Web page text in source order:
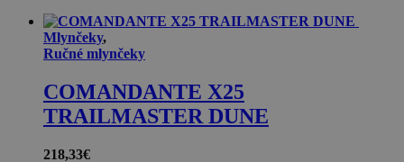
Mlynčeky,
Ručné mlynčeky
COMANDANTE X25
TRAILMASTER DUNE
218,33€